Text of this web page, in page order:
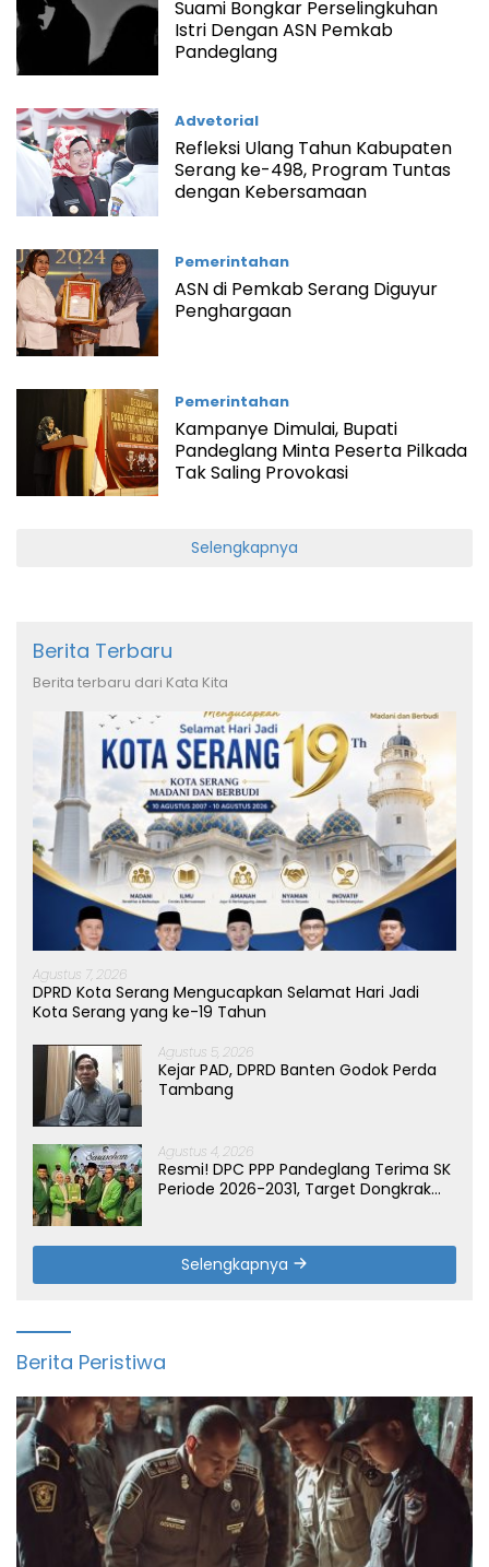
Suami Bongkar Perselingkuhan
Istri Dengan ASN Pemkab
Pandeglang
Advetorial
Refleksi Ulang Tahun Kabupaten
Serang ke-498, Program Tuntas
dengan Kebersamaan
Pemerintahan
ASN di Pemkab Serang Diguyur
Penghargaan
Pemerintahan
Kampanye Dimulai, Bupati
Pandeglang Minta Peserta Pilkada
Tak Saling Provokasi
Selengkapnya
Berita Terbaru
Berita terbaru dari Kata Kita
Agustus 7, 2026
DPRD Kota Serang Mengucapkan Selamat Hari Jadi
Kota Serang yang ke-19 Tahun
Agustus 5, 2026
Kejar PAD, DPRD Banten Godok Perda
Tambang
Agustus 4, 2026
Resmi! DPC PPP Pandeglang Terima SK
Periode 2026-2031, Target Dongkrak
Selengkapnya
Berita Peristiwa